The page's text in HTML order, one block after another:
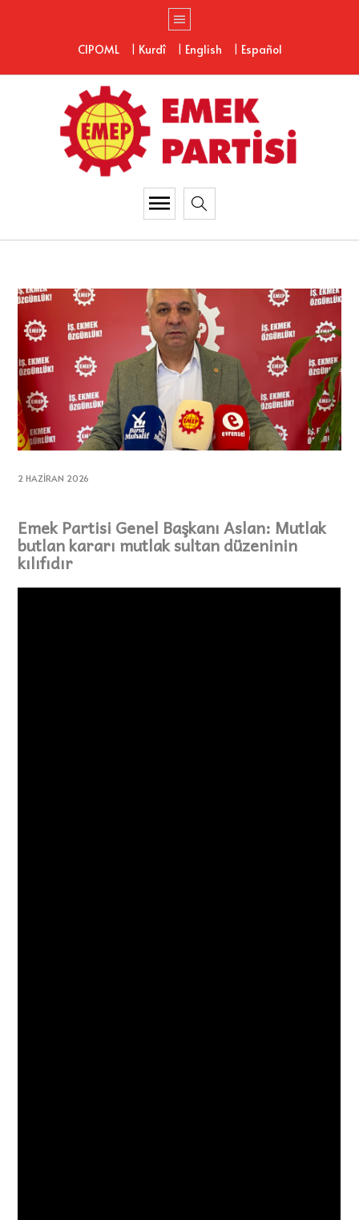
CIPOML | Kurdî | English | Español
2 HAZIRAN 2026
Emek Partisi Genel Başkanı Aslan: Mutlak
butlan kararı mutlak sultan düzeninin
kılıfıdır